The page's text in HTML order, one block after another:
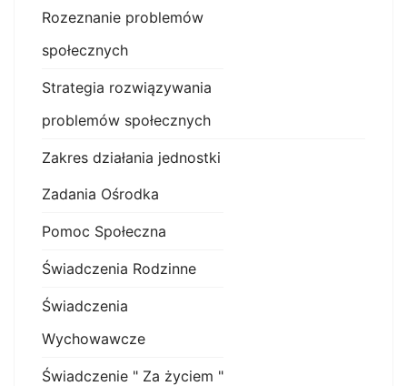
Rozeznanie problemów
społecznych
Strategia rozwiązywania
problemów społecznych
Zakres działania jednostki
Zadania Ośrodka
Pomoc Społeczna
Świadczenia Rodzinne
Świadczenia
Wychowawcze
Świadczenie " Za życiem "